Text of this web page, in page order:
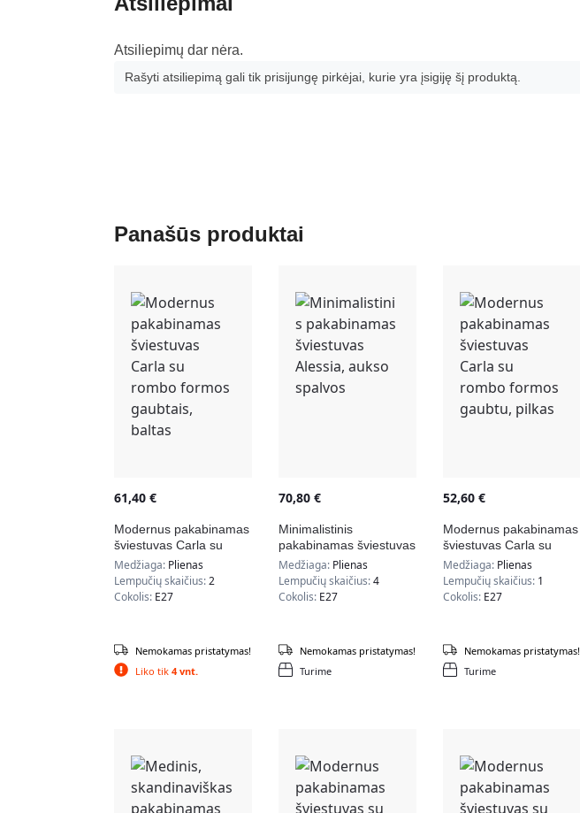
Atsiliepimų dar nėra.
Rašyti atsiliepimą gali tik prisijungę pirkėjai, kurie yra įsigiję šį produktą.
Panašūs produktai
61,40 €
Modernus pakabinamas
šviestuvas Carla su
rombo formos gaubtais,
baltas
Medžiaga: Plienas
Lempučių skaičius:2
Cokolis: E27
Liko tik 4 vnt.
Nemokamas pristatymas!
70,80 €
Minimalistinis
pakabinamas šviestuvas
Alessia, aukso spalvos
Medžiaga: Plienas
Lempučių skaičius:4
Cokolis: E27
Turime
Nemokamas pristatymas!
52,60 €
Modernus pakabinamas
šviestuvas Carla su
rombo formos gaubtu,
pilkas
Medžiaga: Plienas
Lempučių skaičius: 1
Cokolis: E27
Turime
Nemokamas pristatymas!